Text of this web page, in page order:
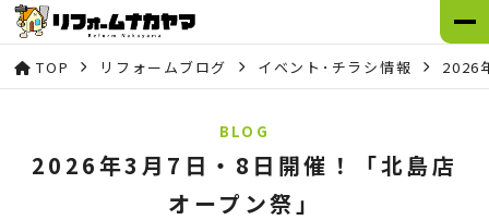
TOP リフォームブログ イベント･チラシ情報 2026
BLOG
2026年3月7日・8日開催！「北島店
オープン祭」